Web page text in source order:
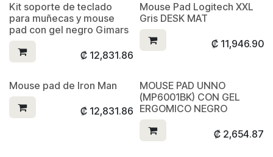
Kit soporte de teclado
para muñecas y mouse
pad con gel negro Gimars
₡ 12,831.86
Mouse Pad Logitech XXL
Gris DESK MAT
₡ 11,946.90
Mouse pad de Iron Man
₡ 12,831.86
MOUSE PAD UNNO
(MP6001BK) CON GEL
ERGOMICO NEGRO
₡ 2,654.87